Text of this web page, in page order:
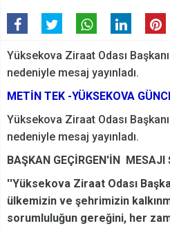
Yüksekova Ziraat Odası
nedeniyle mesaj yayınladı.
METİN TEK -YÜKSEKOVA
Yüksekova Ziraat Odası
nedeniyle mesaj yayınladı.
BAŞKAN GEÇİRGEN'İN MESAJI
''Yüksekova Ziraat Odası
ülkemizin ve şehrimizin
sorumluluğun gereğini, her